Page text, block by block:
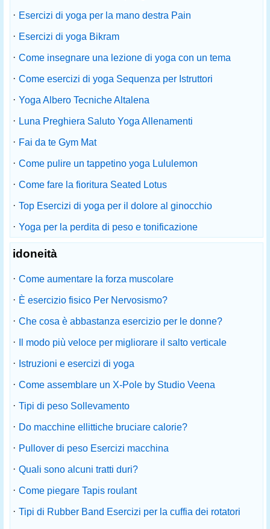
· Esercizi di yoga per la mano destra Pain
· Esercizi di yoga Bikram
· Come insegnare una lezione di yoga con un tema
· Come esercizi di yoga Sequenza per Istruttori
· Yoga Albero Tecniche Altalena
· Luna Preghiera Saluto Yoga Allenamenti
· Fai da te Gym Mat
· Come pulire un tappetino yoga Lululemon
· Come fare la fioritura Seated Lotus
· Top Esercizi di yoga per il dolore al ginocchio
· Yoga per la perdita di peso e tonificazione
idoneità
· Come aumentare la forza muscolare
· È esercizio fisico Per Nervosismo?
· Che cosa è abbastanza esercizio per le donne?
·
Il modo più veloce per migliorare il salto verticale
· Istruzioni e esercizi di yoga
· Come assemblare un X-Pole by Studio Veena
· Tipi di peso Sollevamento
· Do macchine ellittiche bruciare calorie?
· Pullover di peso Esercizi macchina
· Quali sono alcuni tratti duri?
· Come piegare Tapis roulant
· Tipi di Rubber Band Esercizi per la cuffia dei rotatori